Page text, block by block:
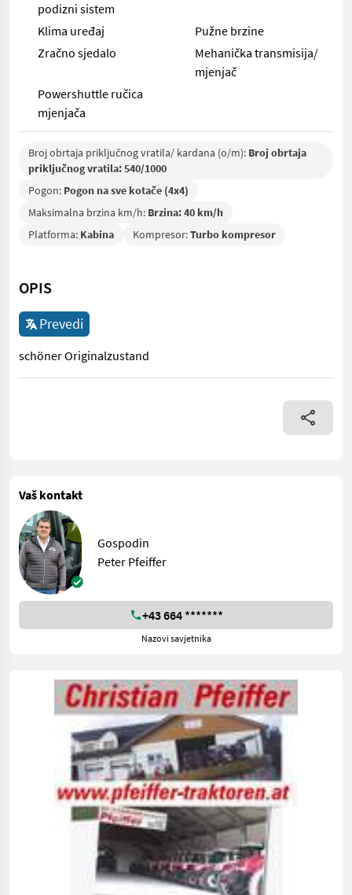
podizni sistem
Klima uređaj
Pužne brzine
Zračno sjedalo
Mehanička transmisija/
mjenjač
Powershuttle ručica
mjenjača
Broj obrtaja priključnog vratila/ kardana (o/m): Broj obrtaja
priključnog vratila: 540/1000
Pogon: Pogon na sve kotače (4x4)
Maksimalna brzina km/h: Brzina: 40 km/h
Platforma: Kabina Kompresor:Turbo kompresor
OPIS
Prevedi
schöner Originalzustand
schöner Originalzustand
Vaš kontakt
Gospodin
Peter Pfeiffer
+43 664 *******
Nazovi savjetnika